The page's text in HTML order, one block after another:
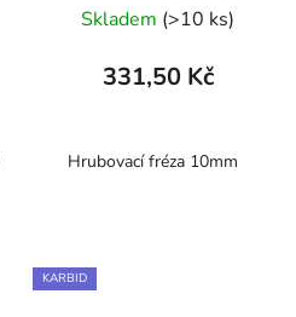
Skladem (>10 ks)
331,50 Kč
Hrubovací fréza 10mm
KARBID